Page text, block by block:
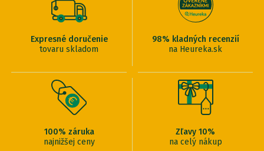
Expresné doručenie
tovaru skladom
98% kladných recenzií
na Heureka.sk
100% záruka
najnižšej ceny
Zľavy 10%
na celý nákup